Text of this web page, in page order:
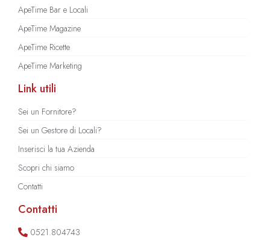
ApeTime Bar e Locali
ApeTime Magazine
ApeTime Ricette
ApeTime Marketing
Link utili
Sei un Fornitore?
Sei un Gestore di Locali?
Inserisci la tua Azienda
Scopri chi siamo
Contatti
Contatti
0521.804743